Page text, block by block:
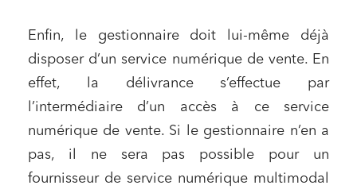
Enfin, le gestionnaire doit lui-même déjà
disposer d’un service numérique de vente. En
effet, la délivrance s’effectue par
l’intermédiaire d’un accès à ce service
numérique de vente. Si le gestionnaire n’en a
pas, il ne sera pas possible pour un
fournisseur de service numérique multimodal